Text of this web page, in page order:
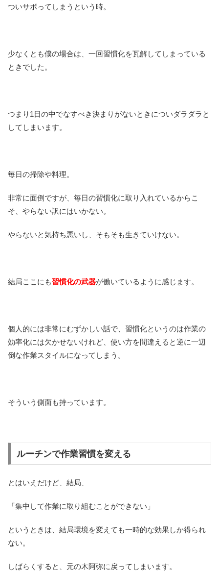
ついサボってしまうという時。
少なくとも僕の場合は、一回習慣化を瓦解してしまっている
ときでした。
つまり1日の中でなすべき決まりがないときについダラダラと
してしまいます。
毎日の掃除や料理。
非常に面倒ですが、毎日の習慣化に取り入れているからこ
そ、やらない訳にはいかない。
やらないと気持ち悪いし、そもそも生きていけない。
結局ここにも習慣化の武器が働いているように感じます。
個人的には非常にむずかしい話で、習慣化というのは作業の
効率化には欠かせないけれど、使い方を間違えると逆に一辺
倒な作業スタイルになってしまう。
そういう側面も持っています。
ルーチンで作業習慣を変える
とはいえだけど、結局、
「集中して作業に取り組むことができない」
というときは、結局環境を変えても一時的な効果しか得られ
ない。
しばらくすると、元の木阿弥に戻ってしまいます。